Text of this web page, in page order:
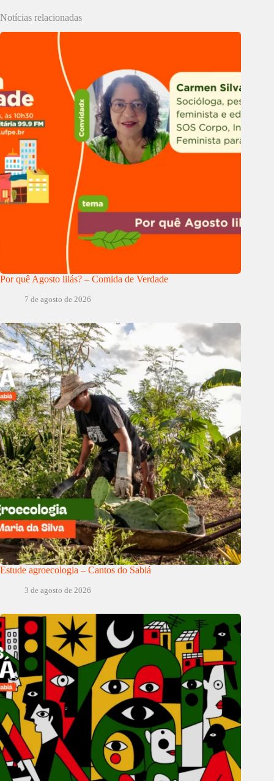
Notícias relacionadas
Por quê Agosto lilás? – Comida de Verdade
7 de agosto de 2026
Estude agroecologia – Cantos do Sabiá
3 de agosto de 2026